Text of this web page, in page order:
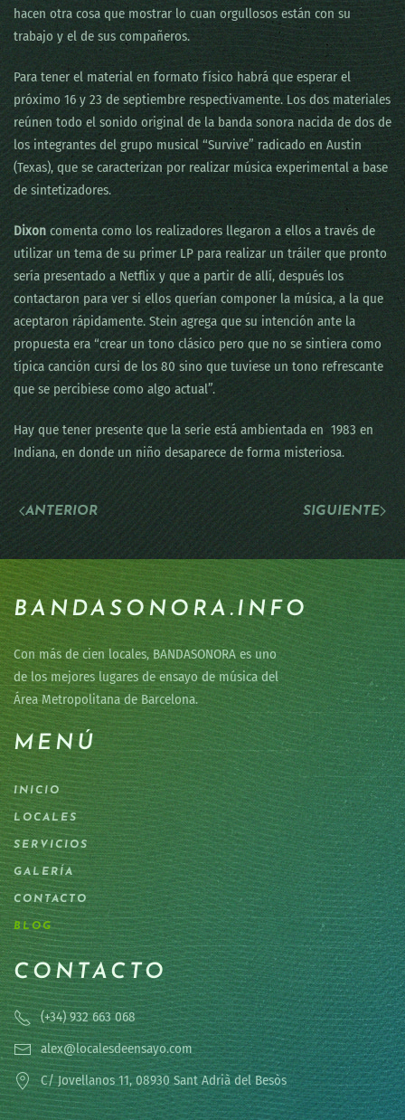
hacen otra cosa que mostrar lo cuan orgullosos están con su
trabajo y el de sus compañeros.
Para tener el material en formato físico habrá que esperar el
próximo 16 y 23 de septiembre respectivamente. Los dos materiales
reúnen todo el sonido original de la banda sonora nacida de dos de
los integrantes del grupo musical “Survive” radicado en Austin
(Texas), que se caracterizan por realizar música experimental a base
de sintetizadores.
Dixon comenta como los realizadores llegaron a ellos a través de
utilizar un tema de su primer LP para realizar un tráiler que pronto
sería presentado a Netflix y que a partir de allí, después los
contactaron para ver si ellos querían componer la música, a la que
aceptaron rápidamente. Stein agrega que su intención ante la
propuesta era “crear un tono clásico pero que no se sintiera como
típica canción cursi de los 80 sino que tuviese un tono refrescante
que se percibiese como algo actual”.
Hay que tener presente que la serie está ambientada en 1983 en
Indiana, en donde un niño desaparece de forma misteriosa.
ANTERIOR SIGUIENTE
BANDASONORA.INFO
Con más de cien locales, BANDASONORA es uno
de los mejores lugares de ensayo de música del
Área Metropolitana de Barcelona.
MENÚ
INICIO
LOCALES
SERVICIOS
GALERÍA
CONTACTO
BLOG
CONTACTO
(+34) 932 663 068
alex@localesdeensayo.com
C/ Jovellanos 11, 08930 Sant Adrià del Besòs